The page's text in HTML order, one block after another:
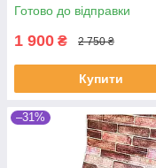
Готово до відправки
1 900 ₴ 2 750 ₴
Купити
–31%